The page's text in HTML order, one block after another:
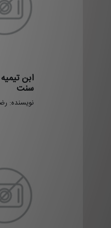
ابن
سنت
نویسنده: